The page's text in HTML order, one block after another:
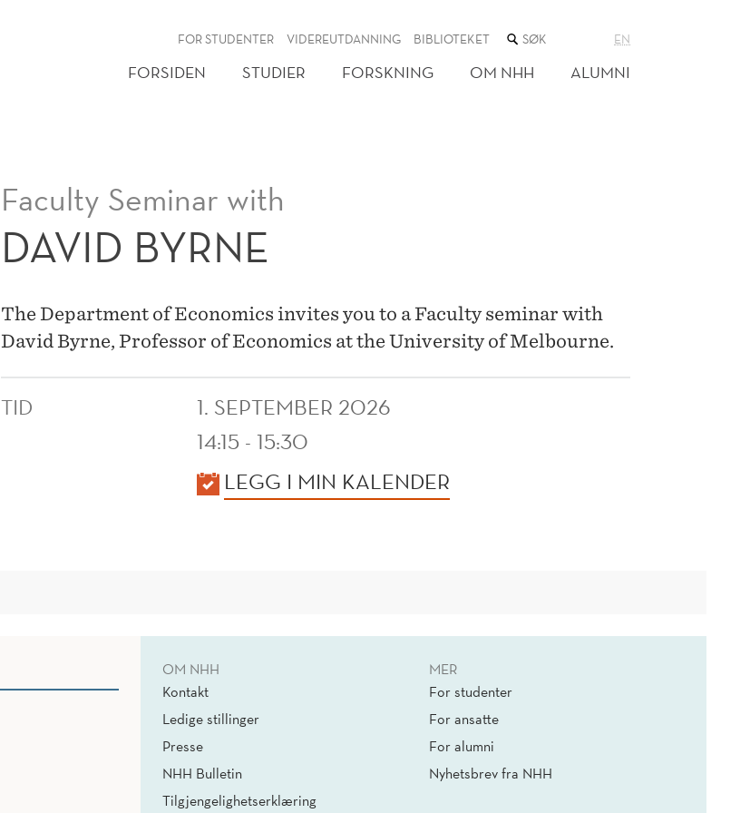
FOR STUDENTER VIDEREUTDANNING BIBLIOTEKET SØK
NETTSTEDET
EN
FORSIDEN STUDIER FORSKNING OM NHH ALUMNI
Faculty Seminar with
DAVID BYRNE
The Department of Economics invites you to a Faculty seminar with
David Byrne, Professor of Economics at the University of Melbourne.
TID
1. SEPTEMBER 2026
14:15 - 15:30
LEGG I MIN KALENDER
OM NHH
Kontakt
Ledige stillinger
Presse
NHH Bulletin
Tilgjengelighetserklæring
MER
For studenter
For ansatte
For alumni
Nyhetsbrev fra NHH